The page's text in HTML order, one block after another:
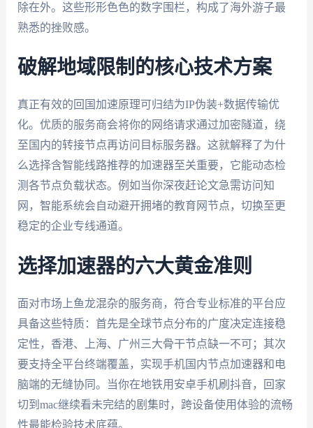
除在外。这些形形色色的数字围栏，构成了海外游子最
熟悉的挫败感。
破解地域限制的核心技术方案
真正有效的回国加速原理可归结为IP伪装+数据传输优
化。优质的服务商会将你的网络请求通过加密隧道，绕
至国内的转接节点再访问目标服务器。这就解释了为什
么选择含智能线路推荐的加速器至关重要，它能动态检
测各节点负载状态。例如当你深夜赶论文急需访问知
网，智能系统会自动避开拥堵的教育网节点，切换至更
稳定的企业专线通道。
选择加速器的六大黄金准则
面对市场上鱼龙混杂的服务商，符合专业标准的平台应
具备这些特质：首先是全球节点分布的广度决定连接稳
定性，香港、上海、广州三大骨干节点缺一不可；其次
要支持全平台终端覆盖，实现手机国内节点加速器和电
脑端的无缝协同。当你在地铁用安卓手机刷抖音，回家
切到mac继续看未完结的剧集时，跨设备使用体验的流畅
性最能检验技术底蕴。